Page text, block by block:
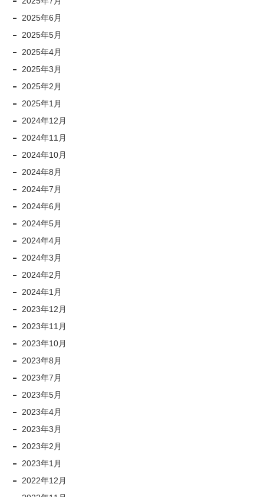
2025年6月
2025年5月
2025年4月
2025年3月
2025年2月
2025年1月
2024年12月
2024年11月
2024年10月
2024年8月
2024年7月
2024年6月
2024年5月
2024年4月
2024年3月
2024年2月
2024年1月
2023年12月
2023年11月
2023年10月
2023年8月
2023年7月
2023年5月
2023年4月
2023年3月
2023年2月
2023年1月
2022年12月